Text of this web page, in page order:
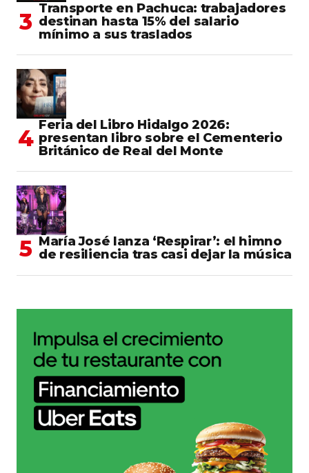
Transporte en Pachuca: trabajadores
destinan hasta 15% del salario
mínimo a sus traslados
Feria del Libro Hidalgo 2026:
presentan libro sobre el Cementerio
Británico de Real del Monte
María José lanza ‘Respirar’: el himno
de resiliencia tras casi dejar la música